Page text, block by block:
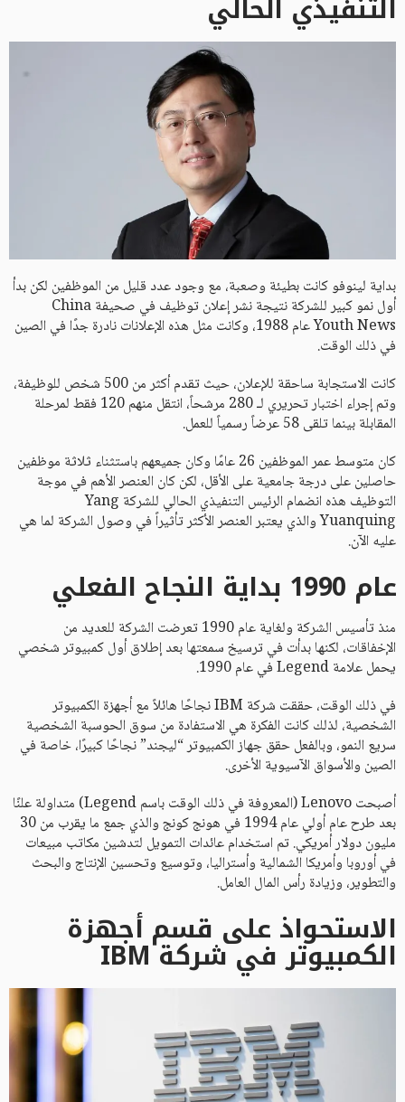
بداية لينوفو كانت بطيئة وصعبة، مع وجود عدد قليل من الموظفين لكن بدأ
أول نمو كبير للشركة نتيجة نشر إعلان توظيف في صحيفة China
Youth News عام 1988، وكانت مثل هذه الإعلانات نادرة جدًا في الصين
في ذلك الوقت.
كانت الاستجابة ساحقة للإعلان، حيث تقدم أكثر من 500 شخص للوظيفة،
وتم إجراء اختبار تحريري لـ 280 مرشحاً، انتقل منهم 120 فقط لمرحلة
المقابلة بينما تلقى 58 عرضاً رسمياً للعمل.
كان متوسط عمر الموظفين 26 عامًا وكان جميعهم باستثناء ثلاثة موظفين
حاصلين على درجة جامعية على الأقل، لكن كان العنصر الأهم في موجة
التوظيف هذه انضمام الرئيس التنفيذي الحالي للشركة Yang
Yuanquing والذي يعتبر العنصر الأكثر تأثيراً في وصول الشركة لما هي
عليه الآن.
عام 1990 بداية النجاح الفعلي
منذ تأسيس الشركة ولغاية عام 1990 تعرضت الشركة للعديد من
الإخفاقات، لكنها بدأت في ترسيخ سمعتها بعد إطلاق أول كمبيوتر شخصي
يحمل علامة Legend في عام 1990.
في ذلك الوقت، حققت شركة IBM نجاحًا هائلاً مع أجهزة الكمبيوتر
الشخصية، لذلك كانت الفكرة هي الاستفادة من سوق الحوسبة الشخصية
سريع النمو، وبالفعل حقق جهاز الكمبيوتر “ليجند” نجاحًا كبيرًا، خاصة في
الصين والأسواق الآسيوية الأخرى.
أصبحت Lenovo (المعروفة في ذلك الوقت باسم Legend) متداولة علنًا
بعد طرح عام أولي عام 1994 في هونج كونج والذي جمع ما يقرب من 30
مليون دولار أمريكي. تم استخدام عائدات التمويل لتدشين مكاتب مبيعات
في أوروبا وأمريكا الشمالية وأستراليا، وتوسيع وتحسين الإنتاج والبحث
والتطوير، وزيادة رأس المال العامل.
الاستحواذ على قسم أجهزة
الكمبيوتر في شركة IBM